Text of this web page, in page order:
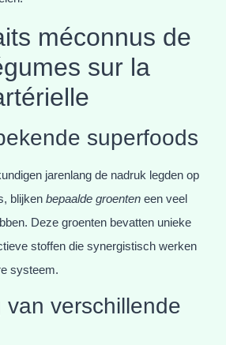
méconnus de
sur la
superfoods
jarenlang de nadruk legden op
blijken bepaalde groenten een veel
Deze groenten bevatten unieke
stoffen die synergistisch werken
systeem.
van verschillende